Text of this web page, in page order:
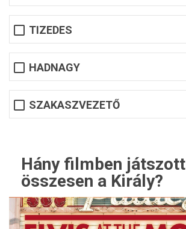
TIZEDES
HADNAGY
SZAKASZVEZETŐ
Hány filmben játszott
összesen a Király?